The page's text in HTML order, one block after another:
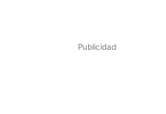
Publicidad